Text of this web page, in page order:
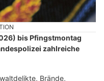
bis Pfingstmontag
zahlreiche
Brände,